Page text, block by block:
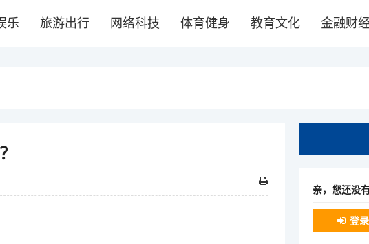
乐 旅游出行 网络科技 体育健身 教育文化 金融财
亲，您还没
登录